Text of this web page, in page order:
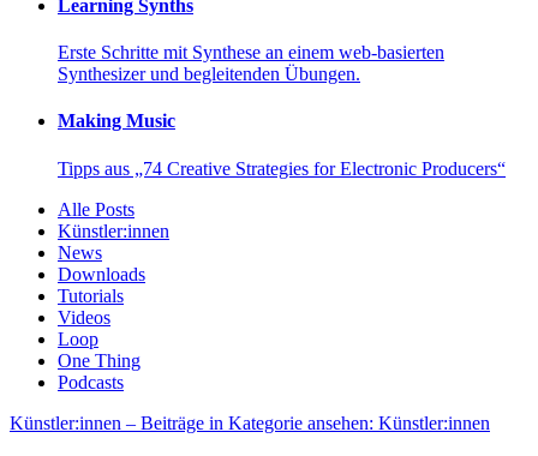
Learning Synths
Erste Schritte mit Synthese an einem web-basierten
Synthesizer und begleitenden Übungen.
Making Music
Tipps aus „74 Creative Strategies for Electronic Producers“
Alle Posts
Künstler:innen
News
Downloads
Tutorials
Videos
Loop
One Thing
Podcasts
Künstler:innen – Beiträge in Kategorie ansehen: Künstler:innen